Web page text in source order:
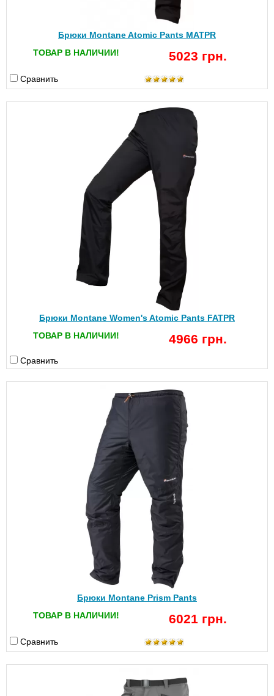
Брюки Montane Atomic Pants MATPR
ТОВАР В НАЛИЧИИ!
5023 грн.
Сравнить
Брюки Montane Women's Atomic Pants FATPR
ТОВАР В НАЛИЧИИ!
4966 грн.
Сравнить
Брюки Montane Prism Pants
ТОВАР В НАЛИЧИИ!
6021 грн.
Сравнить